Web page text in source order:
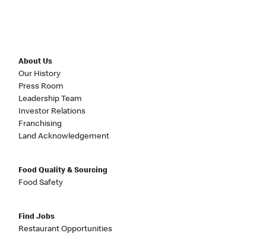
About Us
Our History
Press Room
Leadership Team
Investor Relations
Franchising
Land Acknowledgement
Food Quality & Sourcing
Food Safety
Find Jobs
Restaurant Opportunities